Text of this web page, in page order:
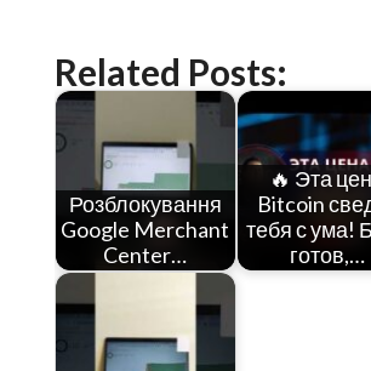
Related Posts:
Розблокування
Google Merchant
Center…
🔥 Эта
Bitcoin
тебя с ума!
готов,…